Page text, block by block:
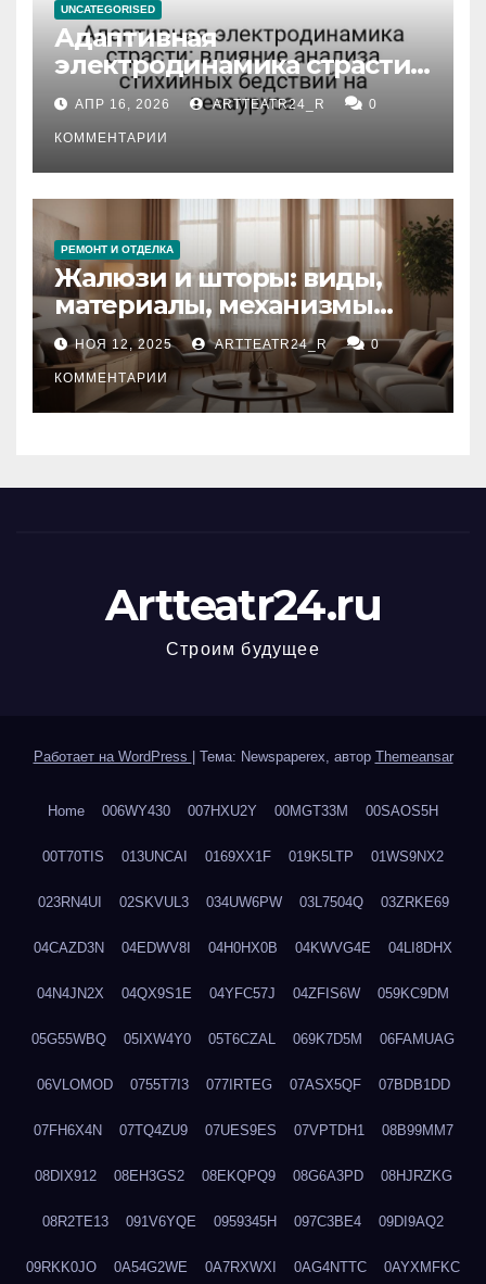
UNCATEGORISED
Адаптивная
электродинамика страсти:
влияние анализа
стихийных бедствий на
тезауруса
АПР 16, 2026 ARTTEATR24_R 0
КОММЕНТАРИИ
РЕМОНТ И ОТДЕЛКА
Жалюзи и шторы: виды,
материалы, механизмы
управления и уход
НОЯ 12, 2025 ARTTEATR24_R 0
КОММЕНТАРИИ
Artteatr24.ru
Строим будущее
Работает на WordPress Тема: Newspaperex, автор Themeansar
Home 006WY430 007HXU2Y 00MGT33M 00SAOS5H
00T70TIS 013UNCAI 0169XX1F 019K5LTP 01WS9NX2
023RN4UI 02SKVUL3 034UW6PW 03L7504Q 03ZRKE69
04CAZD3N 04EDWV8I 04H0HX0B 04KWVG4E 04LI8DHX
04N4JN2X 04QX9S1E 04YFC57J 04ZFIS6W 059KC9DM
05G55WBQ 05IXW4Y0 05T6CZAL 069K7D5M 06FAMUAG
06VLOMOD 0755T7I3 077IRTEG 07ASX5QF 07BDB1DD
07FH6X4N 07TQ4ZU9 07UES9ES 07VPTDH1 08B99MM7
08DIX912 08EH3GS2 08EKQPQ9 08G6A3PD 08HJRZKG
08R2TE13 091V6YQE 0959345H 097C3BE4 09DI9AQ2
09RKK0JO 0A54G2WE 0A7RXWXI 0AG4NTTC 0AYXMFKC